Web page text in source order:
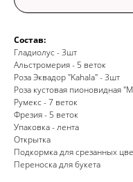
Состав:
Гладиолус - 3шт
Альстромерия - 5 веток
Роза Эквадор "Kahala" - 3шт
Роза кустовая пионовидная
Румекс - 7 веток
Фрезия - 5 веток
Упаковка - лента
Открытка
Подкормка для срезанных
Переноска для букета